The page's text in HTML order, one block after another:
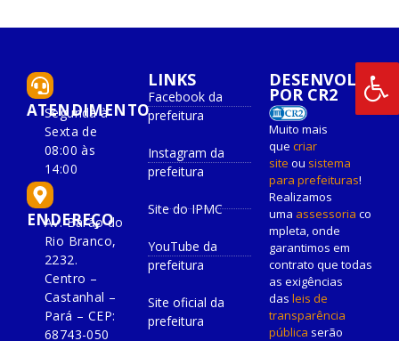
ATENDIMENTO
Segunda à
Sexta de
08:00 às
14:00
ENDEREÇO
Av. Barão do
Rio Branco,
2232.
Centro –
Castanhal –
Pará – CEP:
68743-050
LINKS
Facebook da
prefeitura
Instagram da
prefeitura
Site do IPMC
YouTube da
prefeitura
Site oficial da
prefeitura
DESENVOLVIDO
POR CR2
Muito mais
que criar
site ou sistema
para prefeituras!
Realizamos
uma assessoria co
mpleta, onde
garantimos em
contrato que todas
as exigências
das leis de
transparência
pública serão